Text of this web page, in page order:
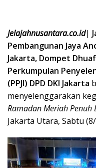
Jelajahnusantara.co.id|
Pembangunan Jaya
Jakarta, Dompet
Perkumpulan
(PPJI) DPD DKI Jakarta
menyelenggarakan
Ramadan Meriah Penuh
Jakarta Utara, Sabtu